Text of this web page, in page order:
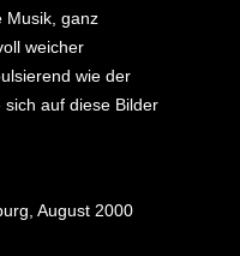
Musik, ganz
weicher
wie der
auf diese Bilder
August 2000